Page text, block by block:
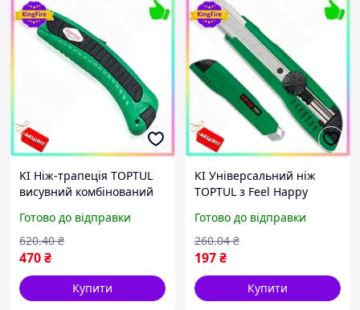
KI Ніж-трапеція TOPTUL
висувний комбінований
картону тканини металу
універсальний інструм
FIR41_R
Готово до відправки
470₴
620.40 ₴
Купити
KI Універсальний ніж
TOPTUL з Feel Happy
різання шпалер та
картону безпечний та
зручний FIR41_R
Готово до відправки
197₴
260.04 ₴
Купити